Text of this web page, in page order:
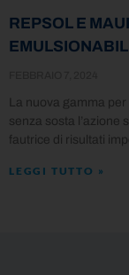
REPSOL E
EMULSIONABILI
La nuova gamma
senza sosta l’azione
fautrice di risultati
LEGGI TUTTO »